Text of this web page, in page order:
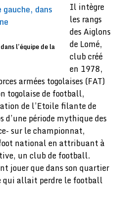
l’équipe de la
Il intègre
les rangs
des Aiglons
de Lomé,
club créé
en 1978,
armées togolaises (FAT)
togolaise de football,
de l’Etoile filante de
d’une période mythique des
sur le championnat,
national en attribuant à
un club de football.
jouer que dans son quartier
qui allait perdre le football